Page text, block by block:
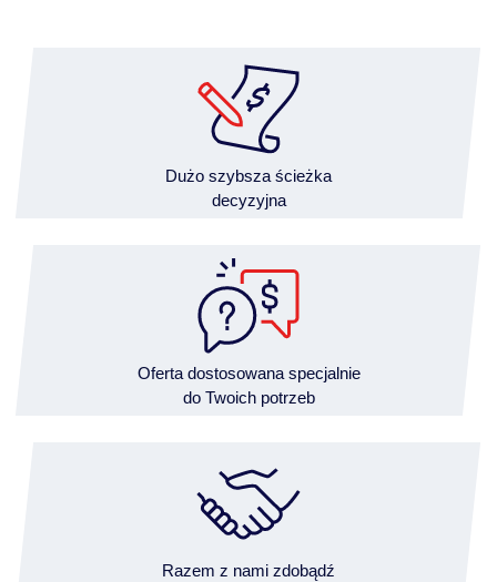
Dużo szybsza ścieżka
decyzyjna
Oferta dostosowana specjalnie
do Twoich potrzeb
Razem z nami zdobądź